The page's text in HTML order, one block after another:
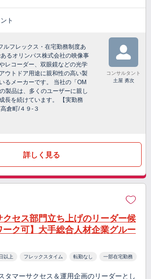
ト
ルフレックス・在宅勤務制度あ
るオリンパス株式会社の映像事
レコーダー、双眼鏡などの光学
ウトドア用途に親和性の高い製
るメーカーです。 当社の「OM
製品は、多くのユーザーに親し
長を続けています。 【実勤務
倉町/４９-３
コンサルタント
土屋 勇次
詳しく見る
クセス部門立ち上げのリーダー候
ク可】大手総合人材企業グルー
以上 フレックスタイム 転勤なし 一部在宅勤務
マーサクセス＆運用企画のリーダーとし